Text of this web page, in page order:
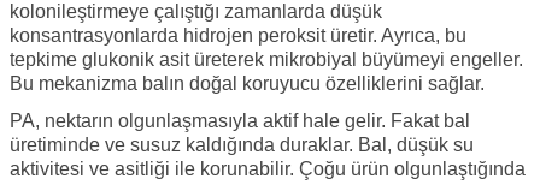
kolonileştirmeye çalıştığı zamanlarda düşük
konsantrasyonlarda hidrojen peroksit üretir. Ayrıca, bu
tepkime glukonik asit üreterek mikrobiyal büyümeyi engeller.
Bu mekanizma balın doğal koruyucu özelliklerini sağlar.
PA, nektarın olgunlaşmasıyla aktif hale gelir. Fakat bal
üretiminde ve susuz kaldığında duraklar. Bal, düşük su
aktivitesi ve asitliği ile korunabilir. Çoğu ürün olgunlaştığında